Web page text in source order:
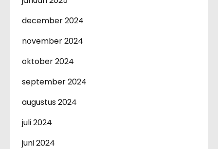
december 2024
november 2024
oktober 2024
september 2024
augustus 2024
juli 2024
juni 2024